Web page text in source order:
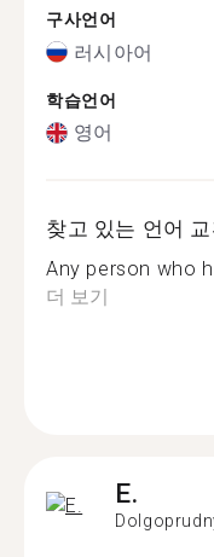
구사언어
러시아어
학습언어
영어
찾고 있는 언어
Any person who
더 보기
E.